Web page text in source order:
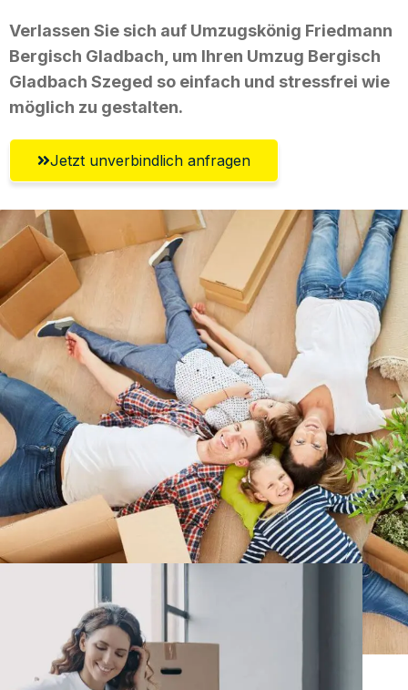
Verlassen Sie sich auf Umzugskönig Friedmann
Bergisch Gladbach, um Ihren Umzug Bergisch
Gladbach Szeged so einfach und stressfrei wie
möglich zu gestalten.
Jetzt unverbindlich anfragen